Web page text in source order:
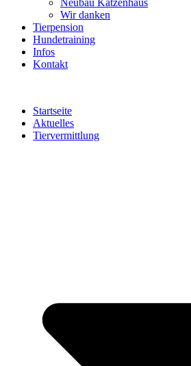
Neubau Katzenhaus
Wir danken
Tierpension
Hundetraining
Infos
Kontakt
Startseite
Aktuelles
Tiervermittlung